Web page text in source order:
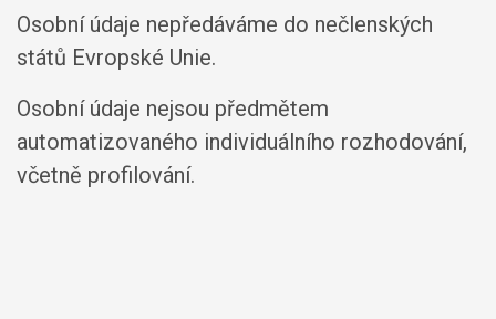
Osobní údaje nepředáváme do nečlenských
států Evropské Unie.
Osobní údaje nejsou předmětem
automatizovaného individuálního rozhodování,
včetně profilování.